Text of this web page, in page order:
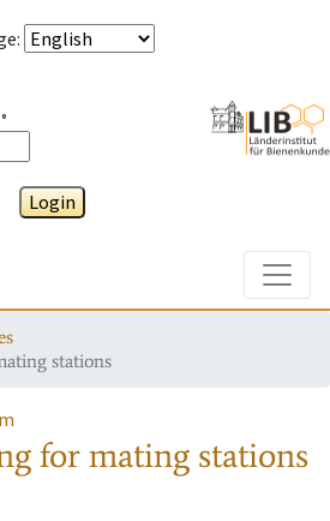
:
Login
stations
for mating stations